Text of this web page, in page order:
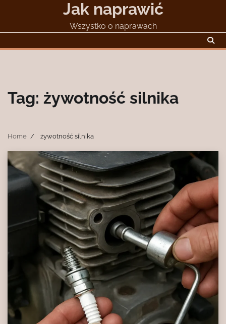
Jak naprawić
Wszystko o naprawach
Tag: żywotność silnika
Home żywotność silnika